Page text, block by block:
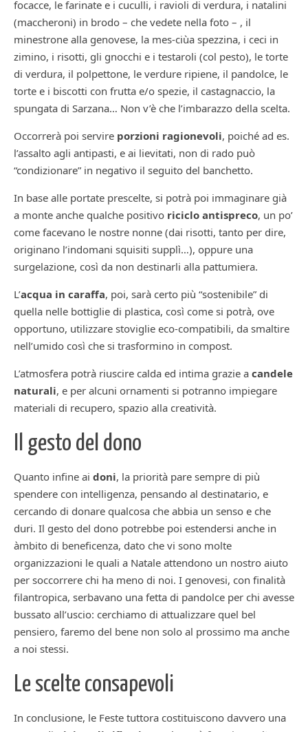
focacce, le farinate e i cuculli, i ravioli di verdura, i natalini
(maccheroni) in brodo – che vedete nella foto – , il
minestrone alla genovese, la mes-ciùa spezzina, i ceci in
zimino, i risotti, gli gnocchi e i testaroli (col pesto), le torte
di verdura, il polpettone, le verdure ripiene, il pandolce, le
torte e i biscotti con frutta e/o spezie, il castagnaccio, la
spungata di Sarzana… Non v’è che l’imbarazzo della scelta.
Occorrerà poi servire porzioni ragionevoli, poiché ad es.
l’assalto agli antipasti, e ai lievitati, non di rado può
“condizionare” in negativo il seguito del banchetto.
In base alle portate prescelte, si potrà poi immaginare già
a monte anche qualche positivo riciclo antispreco, un po’
come facevano le nostre nonne (dai risotti, tanto per dire,
originano l’indomani squisiti supplì…), oppure una
surgelazione, così da non destinarli alla pattumiera.
L’acqua in caraffa, poi, sarà certo più “sostenibile” di
quella nelle bottiglie di plastica, così come si potrà, ove
opportuno, utilizzare stoviglie eco-compatibili, da smaltire
nell’umido così che si trasformino in compost.
L’atmosfera potrà riuscire calda ed intima grazie a candele
naturali, e per alcuni ornamenti si potranno impiegare
materiali di recupero, spazio alla creatività.
Il gesto del dono
Quanto infine ai doni, la priorità pare sempre di più
spendere con intelligenza, pensando al destinatario, e
cercando di donare qualcosa che abbia un senso e che
duri. Il gesto del dono potrebbe poi estendersi anche in
àmbito di beneficenza, dato che vi sono molte
organizzazioni le quali a Natale attendono un nostro aiuto
per soccorrere chi ha meno di noi. I genovesi, con finalità
filantropica, serbavano una fetta di pandolce per chi avesse
bussato all’uscio: cerchiamo di attualizzare quel bel
pensiero, faremo del bene non solo al prossimo ma anche
a noi stessi.
Le scelte consapevoli
In conclusione, le Feste tuttora costituiscono davvero una